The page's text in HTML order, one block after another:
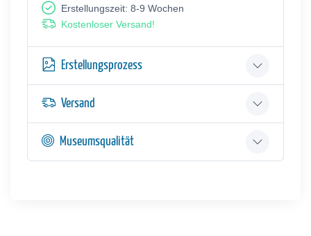
Erstellungszeit: 8-9 Wochen
Kostenloser Versand!
Erstellungsprozess
Versand
Museumsqualität